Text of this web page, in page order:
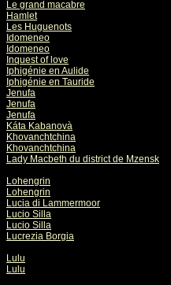
Le grand macabre
Hamlet
Les Huguenots
Idomeneo
Idomeneo
Inquest of love
Iphigénie en Aulide
Iphigénie en Tauride
Jenufa
Jenufa
Jenufa
Káta Kabanovà
Khovanchtchina
Khovanchtchina
Lady Macbeth du district de Mzensk
Lohengrin
Lohengrin
Lucia di Lammermoor
Lucio Silla
Lucio Silla
Lucrezia Borgia
Lulu
Lulu